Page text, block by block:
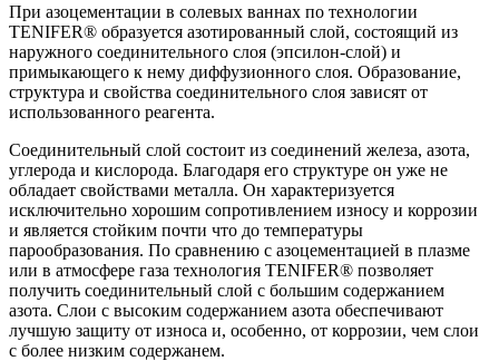
При азоцементации в солевых ваннах по технологии
TENIFER® образуется азотированный слой, состоящий из
наружного соединительного слоя (эпсилон-слой) и
примыкающего к нему диффузионного слоя. Образование,
структура и свойства соединительного слоя зависят от
использованного реагента.
Соединительный слой состоит из соединений железа, азота,
углерода и кислорода. Благодаря его структуре он уже не
обладает свойствами металла. Он характеризуется
исключительно хорошим сопротивлением износу и коррозии
и является стойким почти что до температуры
парообразования. По сравнению с азоцементацией в плазме
или в атмосфере газа технология TENIFER® позволяет
получить соединительный слой с большим содержанием
азота. Слои с высоким содержанием азота обеспечивают
лучшую защиту от износа и, особенно, от коррозии, чем слои
с более низким содержанем.